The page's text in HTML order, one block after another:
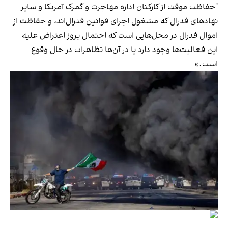
"حفاظت موقت از کارکنان اداره مهاجرت و گمرک آمریکا و سایر
نهادهای فدرال که مشغول اجرای قوانین فدرال‌اند، و حفاظت از
اموال فدرال در محل‌هایی است که احتمال بروز اعتراض علیه
این فعالیت‌ها وجود دارد یا در آن‌ها تظاهرات در حال وقوع
است.»